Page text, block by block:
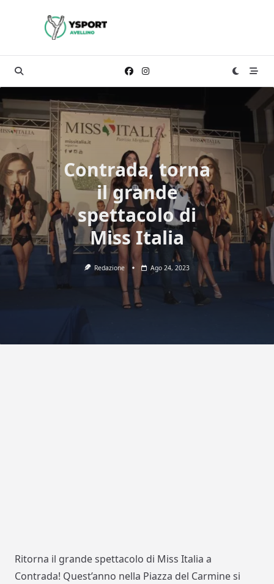
Contrada, torna
il grande
spettacolo di
Miss Italia
Redazione Ago 24, 2023
Ritorna il grande spettacolo di Miss Italia a
Contrada! Quest’anno nella Piazza del Carmine si